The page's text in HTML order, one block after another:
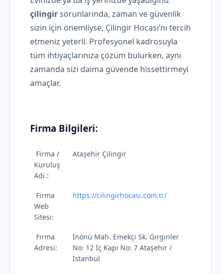
çilingirsorunlarında, zaman ve güvenlik
sizin için önemliyse, Çilingir Hocası’nı tercih
etmeniz yeterli. Profesyonel kadrosuyla
tüm ihtiyaçlarınıza çözüm bulurken, aynı
zamanda sizi daima güvende hissettirmeyi
amaçlar.
Firma Bilgileri:
Firma /
Kuruluş
Adı :
Ataşehir Çilingir
Firma
Web
Sitesi:
https://cilingirhocasi.com.tr/
Firma
Adresi:
İnönü Mah. Emekçi Sk. Gırgınler
No: 12 İç Kapı No: 7 Ataşehir /
İstanbul